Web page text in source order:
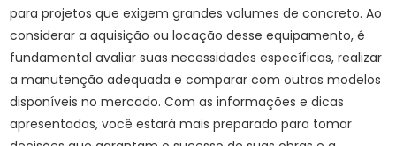
para projetos que exigem grandes volumes de concreto. Ao
considerar a aquisição ou locação desse equipamento, é
fundamental avaliar suas necessidades específicas, realizar
a manutenção adequada e comparar com outros modelos
disponíveis no mercado. Com as informações e dicas
apresentadas, você estará mais preparado para tomar